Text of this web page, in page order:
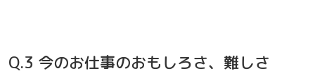
Q.3 今のお仕事のおもしろさ、難しさ